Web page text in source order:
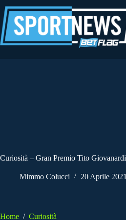
al
contenuto
Curiosità – Gran Premio Tito Giovanardi
Mimmo Colucci 20 Aprile 2021
Home / Curiosità